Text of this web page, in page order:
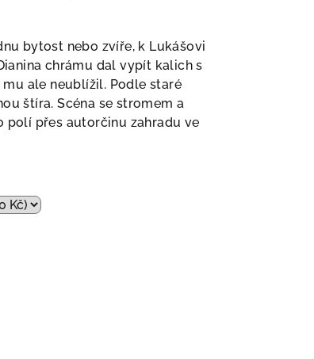
bytost nebo zvíře, k Lukášovi
chrámu dal vypít kalich s
ale neublížil. Podle staré
štíra. Scéna se stromem a
polí přes autorčinu zahradu ve